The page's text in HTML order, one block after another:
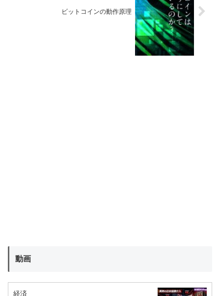
ビットコインの動作原理
動画
経済